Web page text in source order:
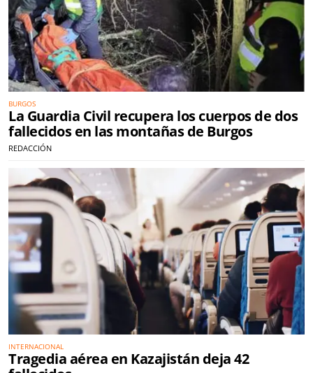
BURGOS
La Guardia Civil recupera los cuerpos de dos
fallecidos en las montañas de Burgos
REDACCIÓN
INTERNACIONAL
Tragedia aérea en Kazajistán deja 42